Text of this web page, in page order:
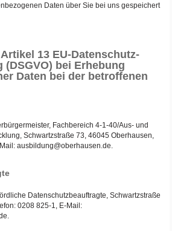
Daten über Sie bei uns gespeichert
13 EU-Datenschutz-
bei Erhebung
Daten bei der betroffenen
Fachbereich 4-1-40/Aus- und
Schwartzstraße 73, 46045 Oberhausen,
ausbildung@oberhausen.de.
Datenschutzbeauftragte, Schwartzstraße
0208 825-1, E-Mail: